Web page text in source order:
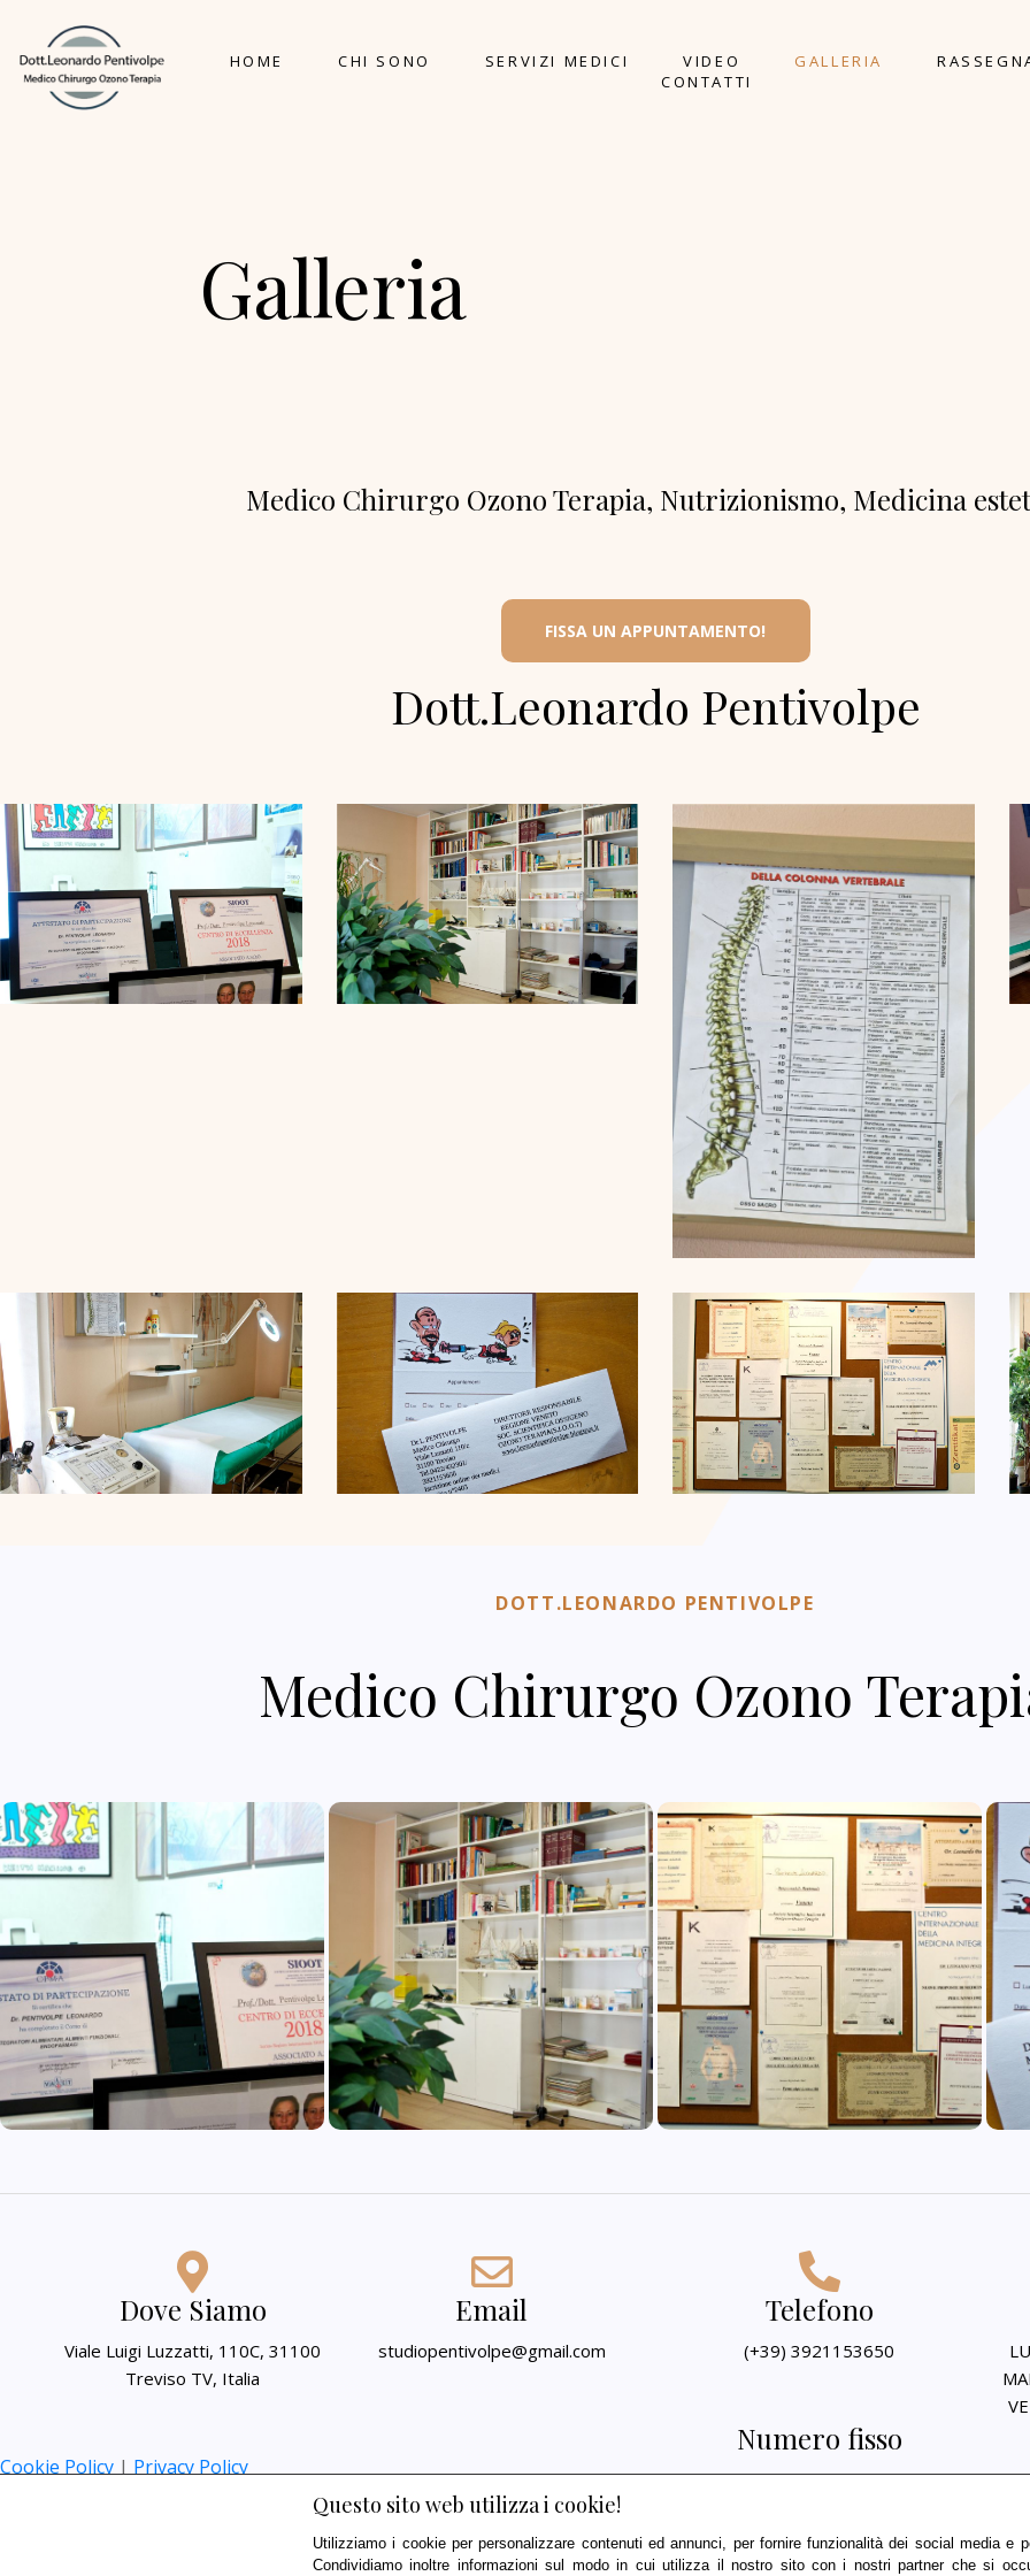
HOME CHI SONO SERVIZI MEDICI VIDEO GALLERIA
CONTATTI
Galleria
Medico Chirurgo Ozono Terapia, Nutrizionismo, Medicina
FISSA UN APPUNTAMENTO!
Dott.Leonardo Pentivolpe
DOTT.LEONARDO PENTIVOLPE
Medico Chirurgo Ozono
Dove Siamo
Viale Luigi Luzzatti, 110C, 31100
Treviso TV, Italia
Cookie Policy | Privacy Policy
Email
studiopentivolpe@gmail.com
Telefono
(+39) 3921153650
Numero fisso
+39 0422- 422301
Questo sito web utilizza i cookie!
Utilizziamo i cookie per personalizzare contenuti ed annunci, per fornire funzionalità dei social media e
Condividiamo inoltre informazioni sul modo in cui utilizza il nostro sito con i nostri partner che si